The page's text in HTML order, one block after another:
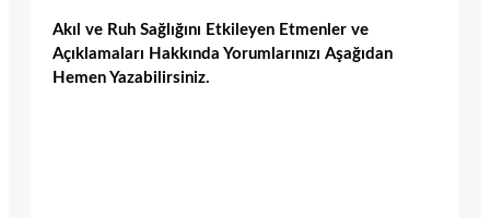
Akıl ve Ruh Sağlığını Etkileyen Etmenler ve
Açıklamaları Hakkında Yorumlarınızı Aşağıdan
Hemen Yazabilirsiniz.